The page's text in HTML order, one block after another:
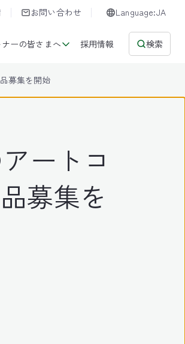
お問い合わせ Language:JA
ーの皆さまへ 採用情報 検索
募集を開始
ートコ
募集を